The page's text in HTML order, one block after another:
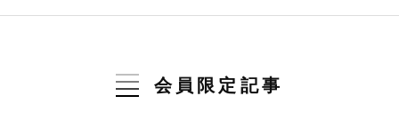
会員限定記事